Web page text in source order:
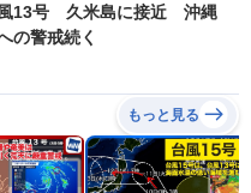
風13号 久米島に接近 沖縄
の警戒続く
もっと見る